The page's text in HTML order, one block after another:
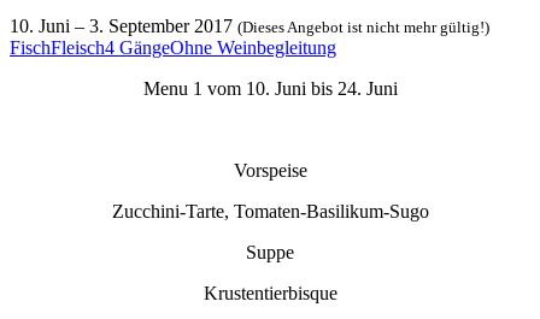
10. Juni – 3. September 2017 (Dieses Angebot ist nicht mehr gültig!)
FischFleisch4 GängeOhne Weinbegleitung
Menu 1 vom 10. Juni bis 24. Juni
Vorspeise
Zucchini-Tarte, Tomaten-Basilikum-Sugo
Suppe
Krustentierbisque